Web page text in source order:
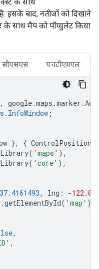
इसके बाद, नतीजों को दिखाने
के साथ मैप को पॉप्युलेट किया
सीएसएस एचटीएमएल
, google.maps .marker .
;
}, { ControlPosition
( 'maps' ),
( 'core' ),
37.4161493, lng : -
.getElementById( 'map' )
,
,